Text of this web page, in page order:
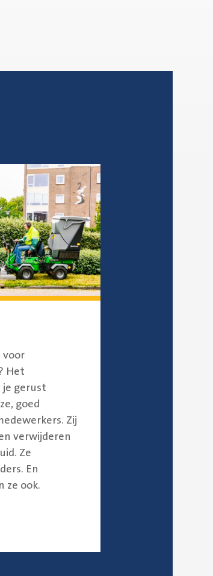
voor
Het
je gerust
goed
Zij
verwijderen
Ze
En
ze ook.